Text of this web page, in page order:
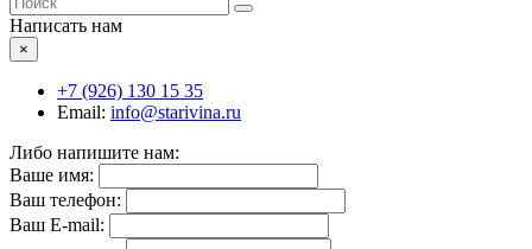
Написать нам
×
+7 (926) 130 15 35
Email: info@starivina.ru
Либо напишите нам:
Ваше имя:
Ваш телефон:
Ваш E-mail: